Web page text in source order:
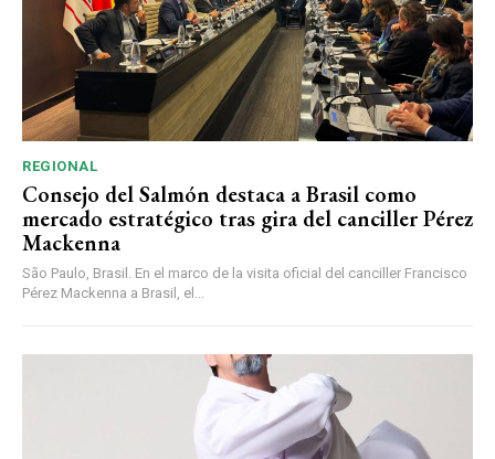
REGIONAL
Consejo del Salmón destaca a Brasil como
mercado estratégico tras gira del canciller Pérez
Mackenna
São Paulo, Brasil. En el marco de la visita oficial del canciller Francisco
Pérez Mackenna a Brasil, el...